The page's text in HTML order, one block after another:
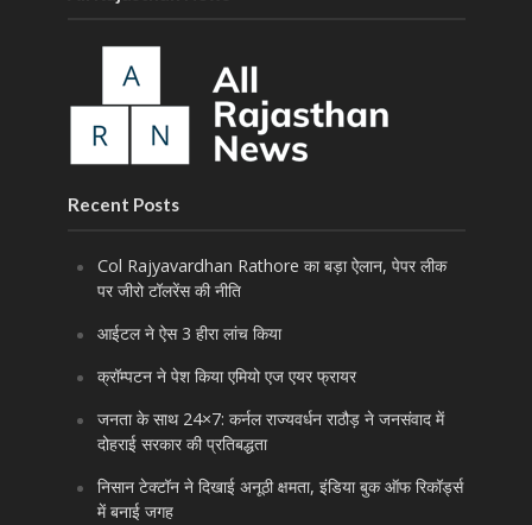
Recent Posts
Col Rajyavardhan Rathore का बड़ा ऐलान, पेपर लीक
पर जीरो टॉलरेंस की नीति
आईटल ने ऐस 3 हीरा लांच किया
क्रॉम्पटन ने पेश किया एमियो एज एयर फ्रायर
जनता के साथ 24×7: कर्नल राज्यवर्धन राठौड़ ने जनसंवाद में
दोहराई सरकार की प्रतिबद्धता
निसान टेक्टॉन ने दिखाई अनूठी क्षमता, इंडिया बुक ऑफ रिकॉर्ड्स
में बनाई जगह